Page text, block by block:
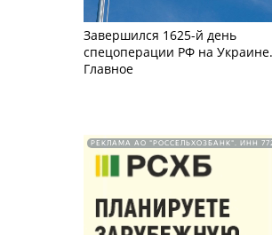
Завершился 1625-й день
спецоперации РФ на Украине.
Главное
РЕКЛАМА АО "РОССЕЛЬХОЗБАНК". ИНН